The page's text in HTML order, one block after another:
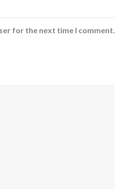
for the next time I comment.